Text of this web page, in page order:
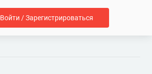
Войти / Зарегистрироваться